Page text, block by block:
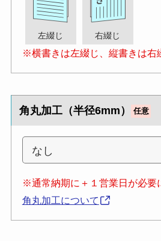
左綴じ 右綴じ
※横書きは左綴じ、縦書きは右
角丸加工（半径6mm） 任意
※通常納期に＋１営業日が必要
角丸加工について